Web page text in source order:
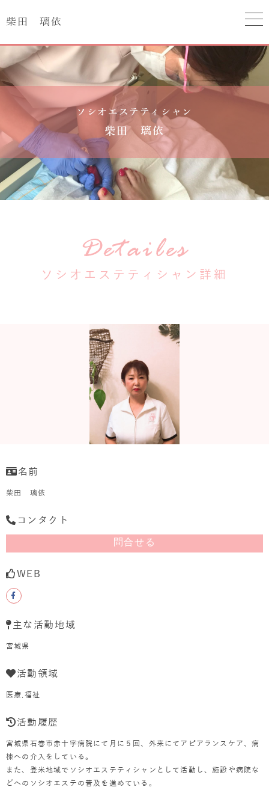
柴田 璃依
ソシオエステティシャン
柴田 璃依
Detailes
ソシオエステティシャン詳細
名前
柴田 璃依
コンタクト
問合せる
WEB
主な活動地域
宮城県
活動領域
医療,福祉
活動履歴
宮城県石巻市赤十字病院にて月に５回、外来にてアピアランスケア、病
棟への介入をしている。
また、登米地域でソシオエステティシャンとして活動し、施設や病院な
どへのソシオエステの普及を進めている。